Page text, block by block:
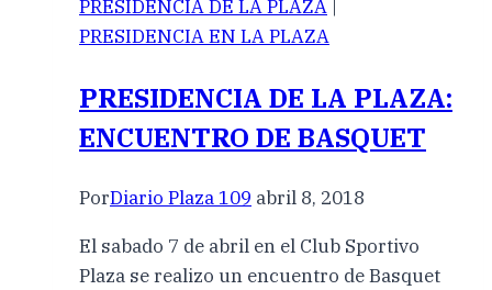
PRESIDENCIA DE LA PLAZA |
PRESIDENCIA EN LA PLAZA
PRESIDENCIA DE LA PLAZA:
ENCUENTRO DE BASQUET
PorDiario Plaza 109 abril 8, 2018
El sabado 7 de abril en el Club Sportivo
Plaza se realizo un encuentro de Basquet